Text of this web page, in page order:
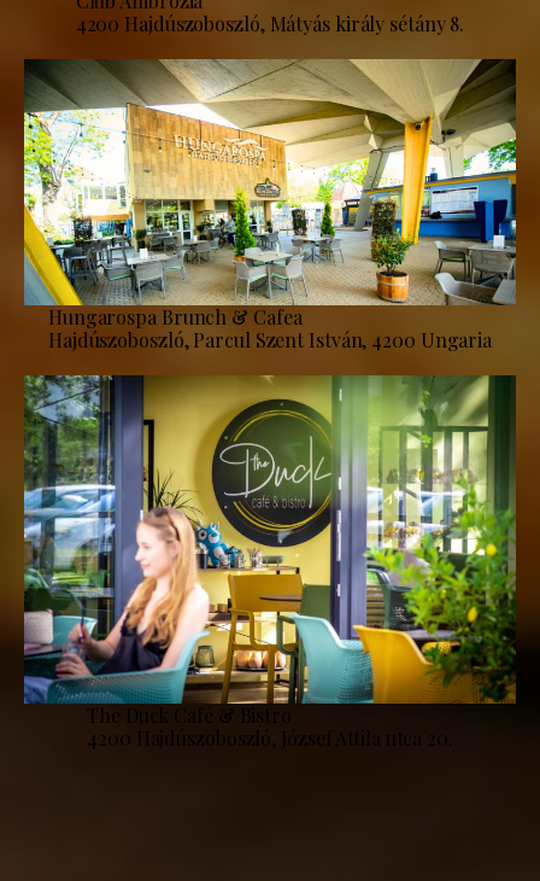
4200 Hajdúszoboszló, Mátyás király sétány 8.
Hungarospa Brunch & Cafea
Hajdúszoboszló, Parcul Szent István, 4200 Ungaria
The Duck Café & Bistro
4200 Hajdúszoboszló, József Attila utca 20.